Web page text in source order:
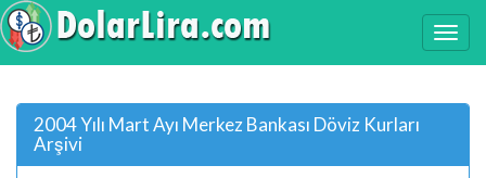
2004 Yılı Mart Ayı Merkez Bankası Döviz Kurları
Arşivi